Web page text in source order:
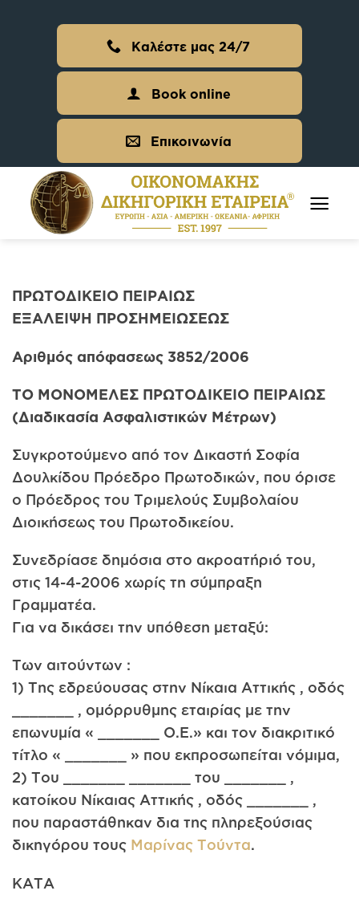
Καλέστε μας 24/7
Book online
Επικοινωνία
ΠΡΩΤΟΔΙΚΕΙΟ ΠΕΙΡΑΙΩΣ
ΕΞΑΛΕΙΨΗ ΠΡΟΣΗΜΕΙΩΣΕΩΣ
Αριθμός απόφασεως 3852/2006
ΤΟ ΜΟΝΟΜΕΛΕΣ ΠΡΩΤΟΔΙΚΕΙΟ ΠΕΙΡΑΙΩΣ
(Διαδικασία Ασφαλιστικών Μέτρων)
Συγκροτούμενο από τον Δικαστή Σοφία
Δουλκίδου Πρόεδρο Πρωτοδικών, που όρισε
ο Πρόεδρος του Τριμελούς Συμβολαίου
Διοικήσεως του Πρωτοδικείου.
Συνεδρίασε δημόσια στο ακροατήριό του,
στις 14-4-2006 χωρίς τη σύμπραξη
Γραμματέα.
Για να δικάσει την υπόθεση μεταξύ:
Των αιτούντων :
1) Της εδρεύουσας στην Νίκαια Αττικής , οδός
_______ , ομόρρυθμης εταιρίας με την
επωνυμία « _______ Ο.Ε.» και τον διακριτικό
τίτλο « _______ » που εκπροσωπείται νόμιμα,
2) Του _______ _______ του _______ ,
κατοίκου Νίκαιας Αττικής , οδός _______ ,
που παραστάθηκαν δια της πληρεξούσιας
δικηγόρου τους Μαρίνας Τούντα.
ΚΑΤΑ